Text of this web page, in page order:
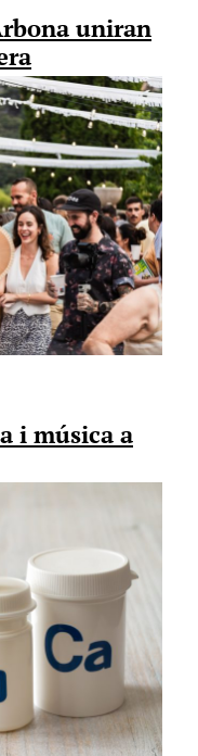
uniran
i música a